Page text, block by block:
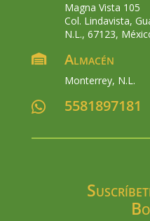
Magna Vista 105
Col. Lindavista,
N.L., 67123,
 Almacén
Monterrey, N.L.
 5581897181